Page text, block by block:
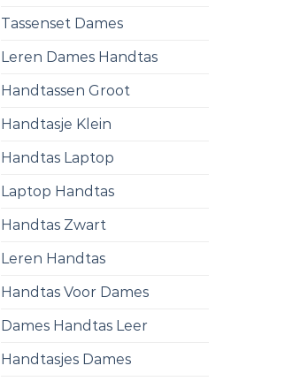
Tassenset Dames
Leren Dames Handtas
Handtassen Groot
Handtasje Klein
Handtas Laptop
Laptop Handtas
Handtas Zwart
Leren Handtas
Handtas Voor Dames
Dames Handtas Leer
Handtasjes Dames